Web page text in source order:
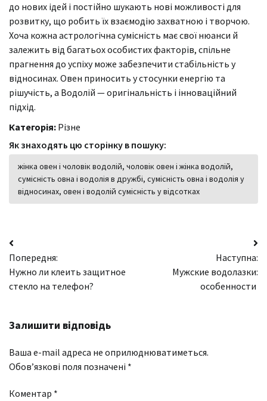
до нових ідей і постійно шукають нові можливості для
розвитку, що робить їх взаємодію захватною і творчою.
Хоча кожна астрологічна сумісність має свої нюанси й
залежить від багатьох особистих факторів, спільне
прагнення до успіху може забезпечити стабільність у
відносинах. Овен приносить у стосунки енергію та
рішучість, а Водолій — оригінальність і інноваційний
підхід.
Категорія: Різне
Як знаходять цю сторінку в пошуку:
жінка овен і чоловік водолій, чоловік овен і жінка водолій,
сумісність овна і водолія в дружбі, сумісність овна і водолія у
відносинах, овен і водолій сумісність у відсотках
Навігація
записів
Попередня:
Нужно ли клеить защитное
стекло на телефон?
Наступна:
Мужские водолазки:
особенности
Залишити відповідь
Ваша e-mail адреса не оприлюднюватиметься.
Обов’язкові поля позначені *
Коментар *